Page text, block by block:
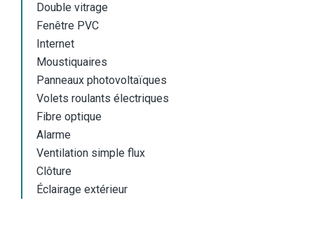
Double vitrage
Fenêtre PVC
Internet
Moustiquaires
Panneaux photovoltaïques
Volets roulants électriques
Fibre optique
Alarme
Ventilation simple flux
Clôture
Éclairage extérieur